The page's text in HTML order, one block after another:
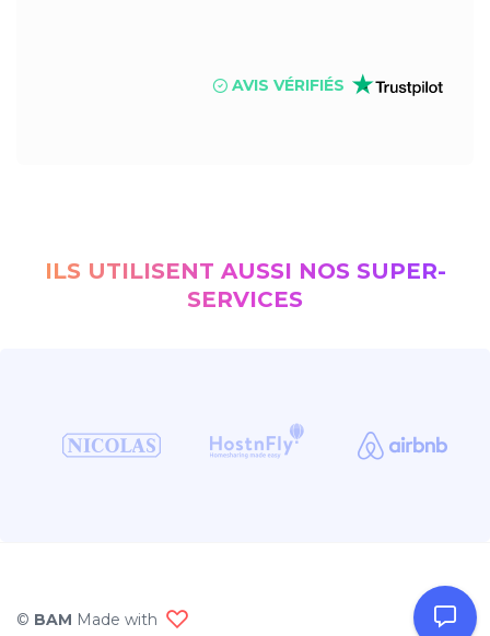
AVIS VÉRIFIÉS
ILS UTILISENT AUSSI NOS SUPER-
SERVICES
© BAM Made with